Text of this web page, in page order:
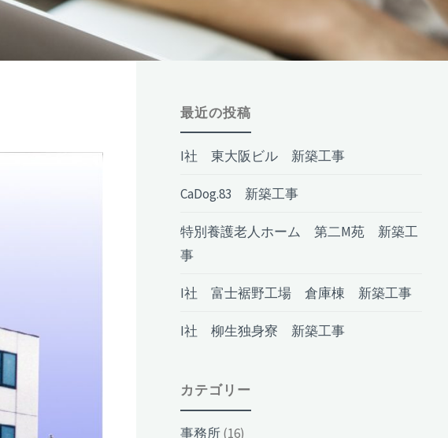
最近の投稿
I社 東大阪ビル 新築工事
CaDog.83 新築工事
特別養護老人ホーム 第二M苑 新築工
事
I社 富士裾野工場 倉庫棟 新築工事
I社 柳生独身寮 新築工事
カテゴリー
事務所(16)